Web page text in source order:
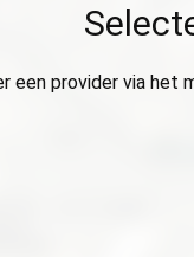
een provider via het